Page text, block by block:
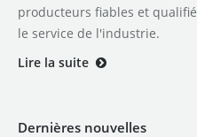
producteurs fiables et
le service de l'industrie.
Lire la suite
Dernières nouvelles